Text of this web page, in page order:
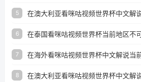
5
6
7
8